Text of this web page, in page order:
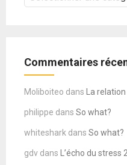
–
Commentaires
Moliboiteo dans La
philippe dans So what?
whiteshark dans So what?
gdv dans L’écho du stress 2